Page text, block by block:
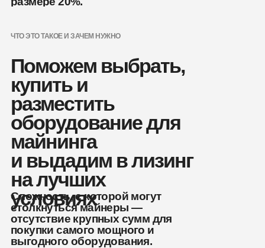
ЧТО ЭТО ТАКОЕ И ЗАЧЕМ НУЖНО
Поможем выбрать,
купить и
разместить
оборудование для
майнинга
и выдадим в лизинг
на лучших
условиях
Сложность, с которой могут
столкнуться майнеры —
отсутствие крупных сумм для
покупки самого мощного и
выгодного оборудования.